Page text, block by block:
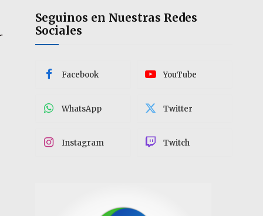
Seguinos en Nuestras Redes
Sociales
Facebook YouTube
WhatsApp Twitter
Instagram Twitch